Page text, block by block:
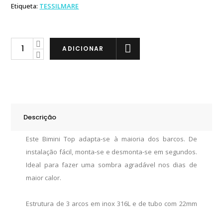
Etiqueta: TESSILMARE
Tessilmare
ADICIONAR
Descrição
Este Bimini Top adapta-se à maioria dos barcos. De
instalação fácil, monta-se e desmonta-se em segundos.
Ideal para fazer uma sombra agradável nos dias de
maior calor.
Estrutura de 3 arcos em inox 316L e de tubo com 22mm